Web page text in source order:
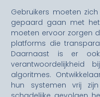
Gebruikers moeten
gepaard gaan met
moeten ervoor zorgen
platforms die
Daarnaast is er
verantwoordelijkheid
algoritmes.
hun systemen vrij